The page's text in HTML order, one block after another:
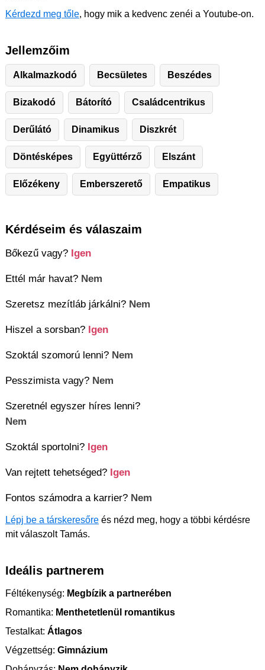
Kérdezd meg tőle, hogy mik a kedvenc zenéi a Youtube-on.
Jellemzőim
Alkalmazkodó Becsületes Beszédes
Bizakodó Bátorító Családcentrikus
Derűlátó Dinamikus Diszkrét
Döntésképes Együttérző Elszánt
Előzékeny Emberszerető Empatikus
Kérdéseim és válaszaim
Bőkezű vagy? Igen
Ettél már havat? Nem
Szeretsz mezítláb járkálni? Nem
Hiszel a sorsban? Igen
Szoktál szomorú lenni? Nem
Pesszimista vagy? Nem
Szeretnél egyszer híres lenni?
Nem
Szoktál sportolni? Igen
Van rejtett tehetséged? Igen
Fontos számodra a karrier? Nem
Lépj be a társkeresőre és nézd meg, hogy a többi kérdésre
mit válaszolt Tamás.
Ideális partnerem
Féltékenység: Megbízik a partnerében
Romantika: Menthetetlenül romantikus
Testalkat: Átlagos
Végzettség: Gimnázium